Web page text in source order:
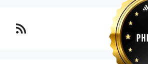
Lo blog Surimposium